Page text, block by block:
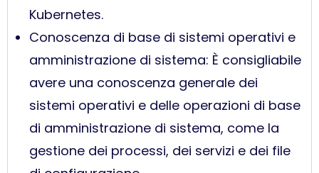
Kubernetes.
Conoscenza di base di sistemi operativi e
amministrazione di sistema: È consigliabile
avere una conoscenza generale dei
sistemi operativi e delle operazioni di base
di amministrazione di sistema, come la
gestione dei processi, dei servizi e dei file